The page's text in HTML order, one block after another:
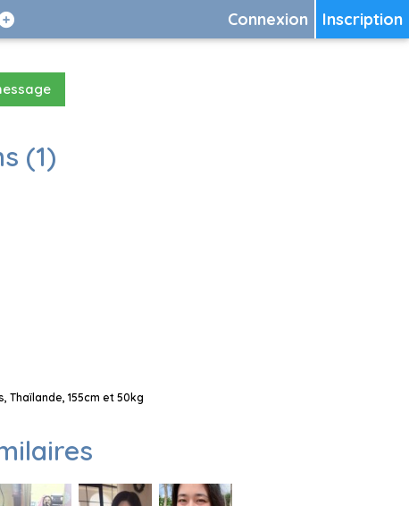
Inscription
Connexion
(1)
Thaïlande, 155cm et 50kg